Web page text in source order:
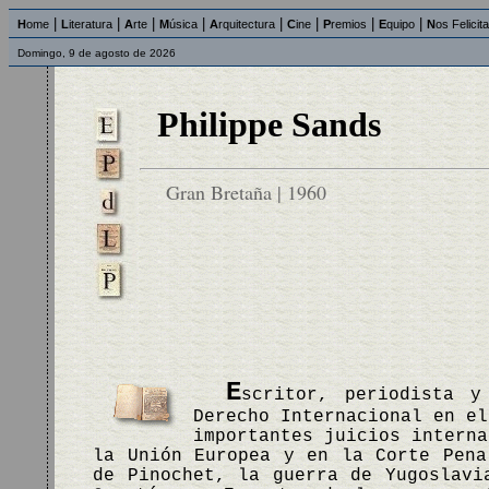
Home Literatura Arte Música Arquitectura Cine Premios Equipo Nos
Domingo, 9 de agosto de 2026
Philippe Sands
Gran Bretaña | 1960
Escritor, periodista y
Derecho Internacional en
importantes juicios
la Unión Europea y en la Corte
de Pinochet, la guerra de